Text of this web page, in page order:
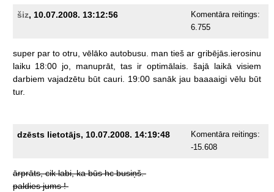
šiz, 10.07.2008. 13:12:56
Komentāra reitings:
6.755
super par to otru, vēlāko autobusu. man tieš ar gribējās.ierosinu
laiku 18:00 jo, manuprāt, tas ir optimālais. šajā laikā visiem
darbiem vajadzētu būt cauri. 19:00 sanāk jau baaaaigi vēlu būt
tur.
dzēsts lietotājs, 10.07.2008. 14:19:48
Komentāra reitings:
-15.608
ārprāts, cik labi, ka būs hc busiņš.
paldies jums !